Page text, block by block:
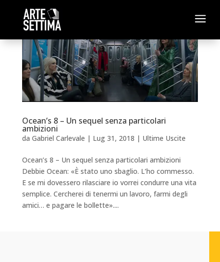
a
Ocean’s 8 – Un sequel senza particolari
ambizioni
da Gabriel Carlevale | Lug 31, 2018 | Ultime Uscite
Ocean’s 8 – Un sequel senza particolari ambizioni
Debbie Ocean: «È stato uno sbaglio. L’ho commesso.
E se mi dovessero rilasciare io vorrei condurre una vita
semplice. Cercherei di tenermi un lavoro, farmi degli
amici… e pagare le bollette»....